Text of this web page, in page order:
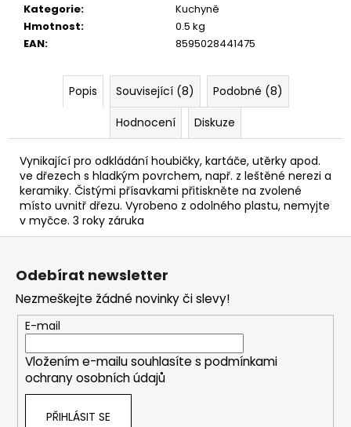
Kategorie:
Kuchyně
Hmotnost:
0.5 kg
EAN: 8595028441475
Popis Související (8)
Podobné (8)
Hodnocení
Diskuze
Vynikající pro odkládání houbičky, kartáče, utěrky apod.
ve dřezech s hladkým povrchem, např. z leštěné nerezi a
keramiky. Čistými přísavkami přitiskněte na zvolené
místo uvnitř dřezu. Vyrobeno z odolného plastu, nemyjte
v myčce. 3 roky záruka
e
m
Z
Odebírat newsletter
Nezmeškejte žádné novinky či slevy!
E-mail
Vložením e-mailu souhlasíte s podmínkami
ochrany osobních údajů
PŘIHLÁSIT SE